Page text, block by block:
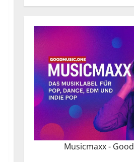
Musicmaxx -